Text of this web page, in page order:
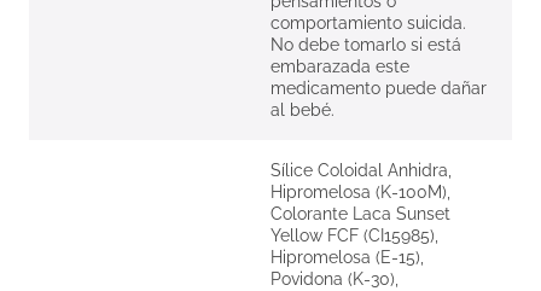
comportamiento suicida.
No debe tomarlo si está
embarazada este
medicamento puede dañar
al bebé.
Sílice Coloidal Anhidra,
Hipromelosa (K-100M),
Colorante Laca Sunset
Yellow FCF (CI15985),
Hipromelosa (E-15),
Povidona (K-30),